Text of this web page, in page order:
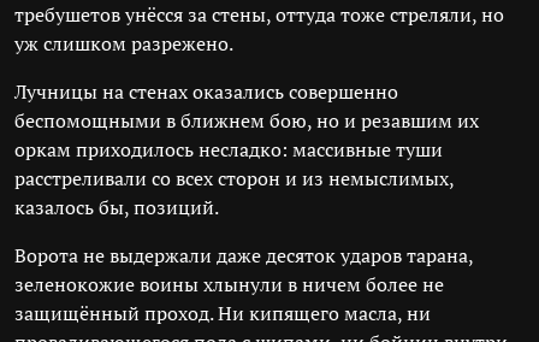
требушетов унёсся за стены, оттуда тоже стреляли, но
уж слишком разрежено.
Лучницы на стенах оказались совершенно
беспомощными в ближнем бою, но и резавшим их
оркам приходилось несладко: массивные туши
расстреливали со всех сторон и из немыслимых,
казалось бы, позиций.
Ворота не выдержали даже десяток ударов тарана,
зеленокожие воины хлынули в ничем более не
защищённый проход. Ни кипящего масла, ни